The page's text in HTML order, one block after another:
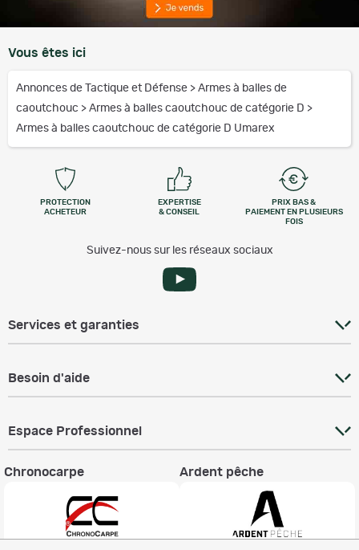
Vous êtes ici
Annonces de Tactique et Défense > Armes à balles de
caoutchouc > Armes à balles caoutchouc de catégorie D >
Armes à balles caoutchouc de catégorie D Umarex
PROTECTION
ACHETEUR
EXPERTISE
& CONSEIL
PRIX BAS &
PAIEMENT EN PLUSIEURS
FOIS
Suivez-nous sur les réseaux sociaux
Services et garanties
Besoin d'aide
Espace Professionnel
Chronocarpe Ardent pêche